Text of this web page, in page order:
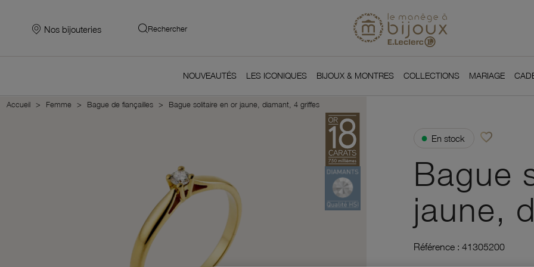
Nos bijouteries Rechercher
NOUVEAUTÉS LES ICONIQUES BIJOUX & MONTRES COLLECTIONS MARIAGE
Accueil Femme Bague de fiançailles Bague solitaire en or jaune, diamant, 4 griffes
● En stock favorite_borderAjouter à vos
Bague
jaune,
Référence : 41305200